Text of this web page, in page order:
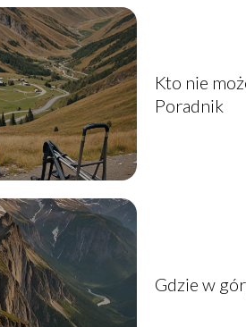
Kto nie
Poradnik
Gdzie w